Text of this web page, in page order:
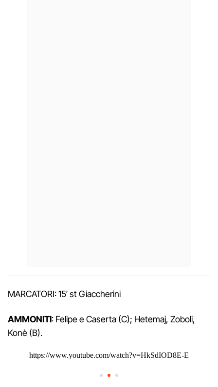
MARCATORI: 15′ st Giaccherini
AMMONITI: Felipe e Caserta (C); Hetemaj, Zoboli,
Konè (B).
https://www.youtube.com/watch?v=HkSdIOD8E-E